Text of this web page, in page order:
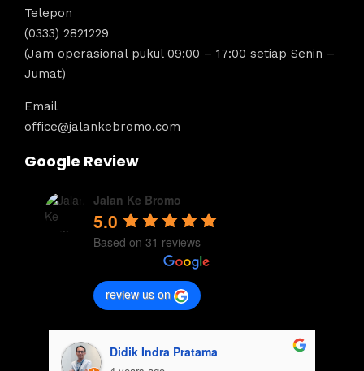
Telepon
(0333) 2821229
(Jam operasional pukul 09:00 – 17:00 setiap Senin –
Jumat)
Email
office@jalankebromo.com
Google Review
Jalan Ke Bromo
5.0
Based on 31 reviews
review us on
Didik Indra Pratama